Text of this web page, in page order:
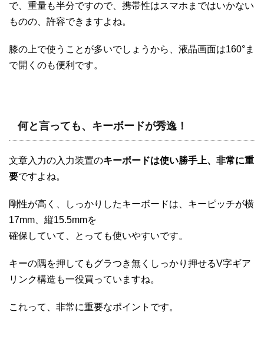
で、重量も半分ですので、携帯性はスマホまではいかない
ものの、許容できますよね。
膝の上で使うことが多いでしょうから、液晶画面は160°ま
で開くのも便利です。
何と言っても、キーボードが秀逸！
文章入力の入力装置のキーボードは使い勝手上、非常に重
要ですよね。
剛性が高く、しっかりしたキーボードは、キーピッチが横
17mm、縦15.5mmを
確保していて、とっても使いやすいです。
キーの隅を押してもグラつき無くしっかり押せるV字ギア
リンク構造も一役買っていますね。
これって、非常に重要なポイントです。